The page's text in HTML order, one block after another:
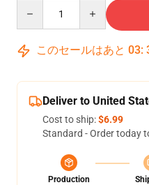
このセールはあと 03:
Deliver to United
Cost to ship:$6.99
Standard - Order today
Production